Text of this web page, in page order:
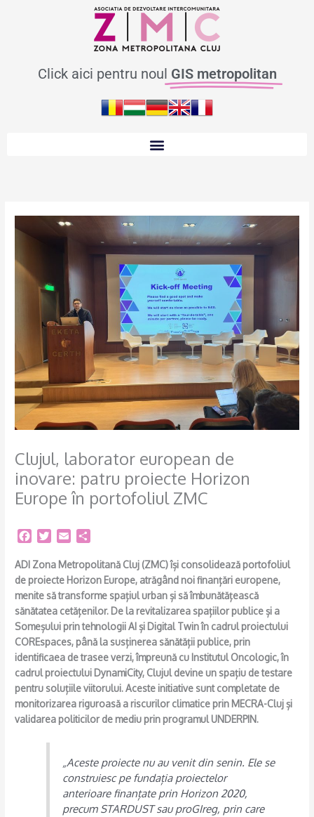
Click aici pentru noul GIS metropolitan
Clujul, laborator european de
inovare: patru proiecte Horizon
Europe în portofoliul ZMC
c
e
b
o
k
i
t
t
e
r
a
i
l
a
r
e
ADI Zona Metropolitană Cluj (ZMC) își consolidează portofoliul
de proiecte Horizon Europe, atrăgând noi finanțări europene,
menite să transforme spațiul urban și să îmbunătățească
sănătatea cetățenilor. De la revitalizarea spațiilor publice și a
Someșului prin tehnologii AI și Digital Twin în cadrul proiectului
COREspaces, până la susținerea sănătății publice, prin
identificaea de trasee verzi, împreună cu Institutul Oncologic, în
cadrul proiectului DynamiCity, Clujul devine un spațiu de testare
pentru soluțiile viitorului. Aceste initiative sunt completate de
monitorizarea riguroasă a riscurilor climatice prin MECRA-Cluj și
validarea politicilor de mediu prin programul UNDERPIN.
„Aceste proiecte nu au venit din senin. Ele se
construiesc pe fundația proiectelor
anterioare finanțate prin Horizon 2020,
precum STARDUST sau proGIreg, prin care